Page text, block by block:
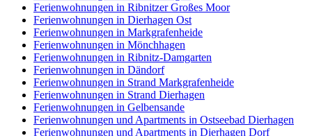
Ferienwohnungen in Ribnitzer Großes Moor
Ferienwohnungen in Dierhagen Ost
Ferienwohnungen in Markgrafenheide
Ferienwohnungen in Mönchhagen
Ferienwohnungen in Ribnitz-Damgarten
Ferienwohnungen in Dändorf
Ferienwohnungen in Strand Markgrafenheide
Ferienwohnungen in Strand Dierhagen
Ferienwohnungen in Gelbensande
Ferienwohnungen und Apartments in Ostseebad Dierhagen
Ferienwohnungen und Apartments in Dierhagen Dorf